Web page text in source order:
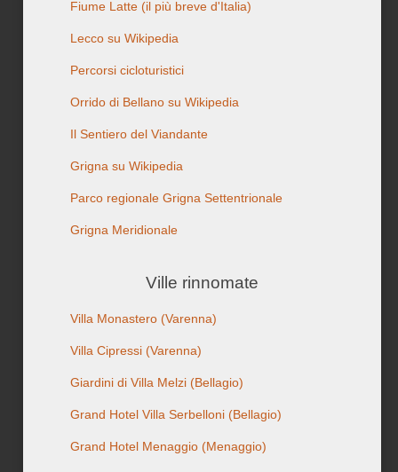
Fiume Latte (il più breve d'Italia)
Lecco su Wikipedia
Percorsi cicloturistici
Orrido di Bellano su Wikipedia
Il Sentiero del Viandante
Grigna su Wikipedia
Parco regionale Grigna Settentrionale
Grigna Meridionale
Ville rinnomate
Villa Monastero (Varenna)
Villa Cipressi(Varenna)
Giardini di Villa Melzi(Bellagio)
Grand Hotel Villa Serbelloni(Bellagio)
Grand Hotel Menaggio(Menaggio)